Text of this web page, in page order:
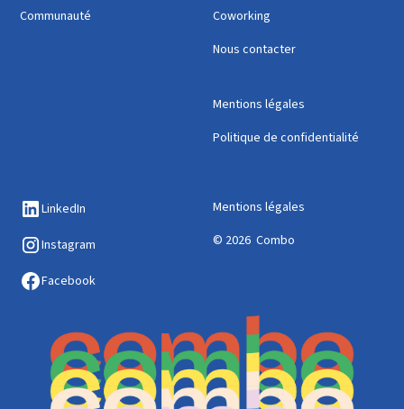
Communauté
Coworking
Nous contacter
Mentions légales
Politique de confidentialité
LinkedIn
Instagram
Facebook
Mentions légales
© 2026 Combo